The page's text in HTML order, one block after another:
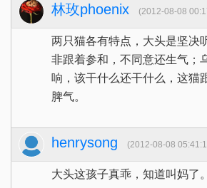
林玫phoenix (2012-08-08
两只猫各有特点，大头是坚决
非跟着参和，不同意还生气；
响，该干什么还干什么，这猫
脾气。
henrysong (2012-08-08
大头这孩子真乖，知道叫妈了